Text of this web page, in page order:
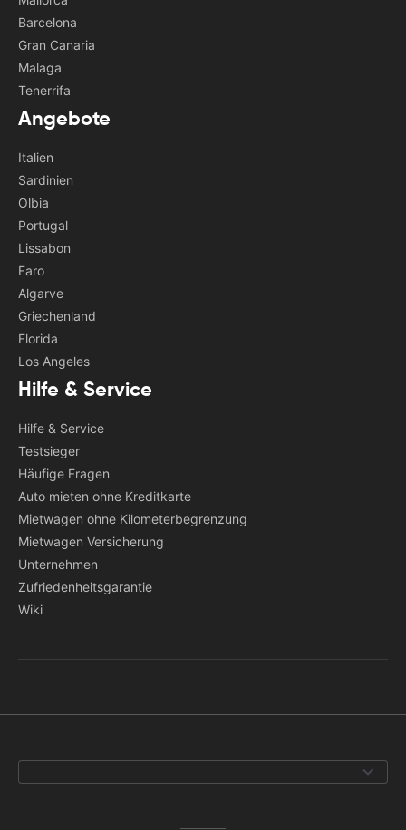
Barcelona
Gran Canaria
Malaga
Tenerrifa
Angebote
Italien
Sardinien
Olbia
Portugal
Lissabon
Faro
Algarve
Griechenland
Florida
Los Angeles
Hilfe & Service
Hilfe & Service
Testsieger
Häufige Fragen
Auto mieten ohne Kreditkarte
Mietwagen ohne Kilometerbegrenzung
Mietwagen Versicherung
Unternehmen
Zufriedenheitsgarantie
Wiki